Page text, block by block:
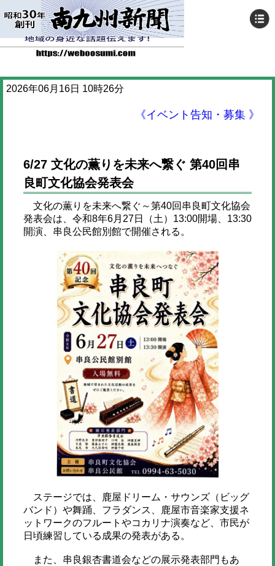
2026年06月16日 10時26分
《イベント告知・募集 》
6/27 文化の薫りを未来へ繋ぐ 第40回串
良町文化協会発表会
文化の薫りを未来へ繋ぐ～第40回串良町文化協会
発表会は、令和8年6月27日（土）13:00開場、13:30
開演、串良公民館別館で開催される。
ステージでは、鹿屋ドリーム・サウンズ（ビッグ
バンド）や舞踊、フラダンス、鹿屋市音楽家支援ネ
ットワークのフルートやコカリナ演奏など、市民が
日頃練習している成果の発表がある。
また、串良銀杏書道会などの展示発表部門もあ